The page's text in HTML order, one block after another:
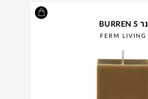
נר BURREN S
FERM LIVING